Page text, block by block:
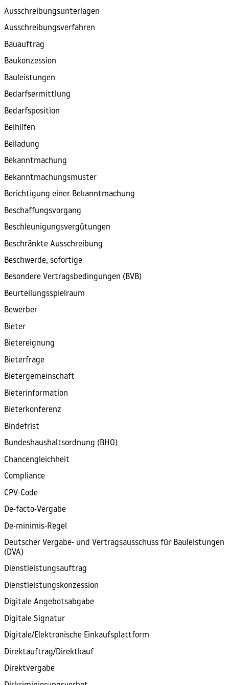
Ausschreibungsunterlagen
Ausschreibungsverfahren
Bauauftrag
Baukonzession
Bauleistungen
Bedarfsermittlung
Bedarfsposition
Beihilfen
Beiladung
Bekanntmachung
Bekanntmachungsmuster
Berichtigung einer Bekanntmachung
Beschaffungsvorgang
Beschleunigungsvergütungen
Beschränkte Ausschreibung
Beschwerde, sofortige
Besondere Vertragsbedingungen (BVB)
Beurteilungsspielraum
Bewerber
Bieter
Bietereignung
Bieterfrage
Bietergemeinschaft
Bieterinformation
Bieterkonferenz
Bindefrist
Bundeshaushaltsordnung (BHO)
Chancengleichheit
Compliance
CPV-Code
De-facto-Vergabe
De-minimis-Regel
Deutscher Vergabe- und Vertragsausschuss für Bauleistungen
(DVA)
Dienstleistungsauftrag
Dienstleistungskonzession
Digitale Angebotsabgabe
Digitale Signatur
Digitale/Elektronische Einkaufsplattform
Direktauftrag/Direktkauf
Direktvergabe